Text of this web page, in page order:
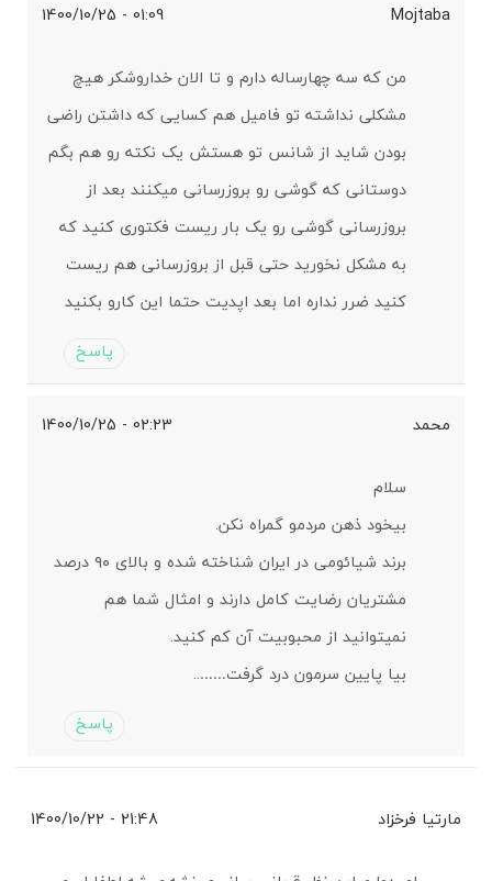
Mojtaba
01:09 - 1400/10/25
من که سه چهارساله دارم و تا الان خداروشکر هیچ
مشکلی نداشته تو فامیل هم کسایی که داشتن راضی
بودن شاید از شانس تو هستش یک نکته رو هم بگم
دوستانی که گوشی رو بروزرسانی میکنند بعد از
بروزرسانی گوشی رو یک بار ریست فکتوری کنید که
به مشکل نخورید حتی قبل از بروزرسانی هم ریست
کنید ضرر نداره اما بعد اپدیت حتما این کارو بکنید
پاسخ
محمد 02:23 - 1400/10/25
سلام
بیخود ذهن مردمو گمراه نکن.
برند شیائومی در ایران شناخته شده و بالای ۹۰ درصد
مشتریان رضایت کامل دارند و امثال شما هم
نمیتوانید از محبوبیت آن کم کنید.
بیا پایین سرمون درد گرفت……..
پاسخ
مارتیا فرخزاد 21:48 - 1400/10/22